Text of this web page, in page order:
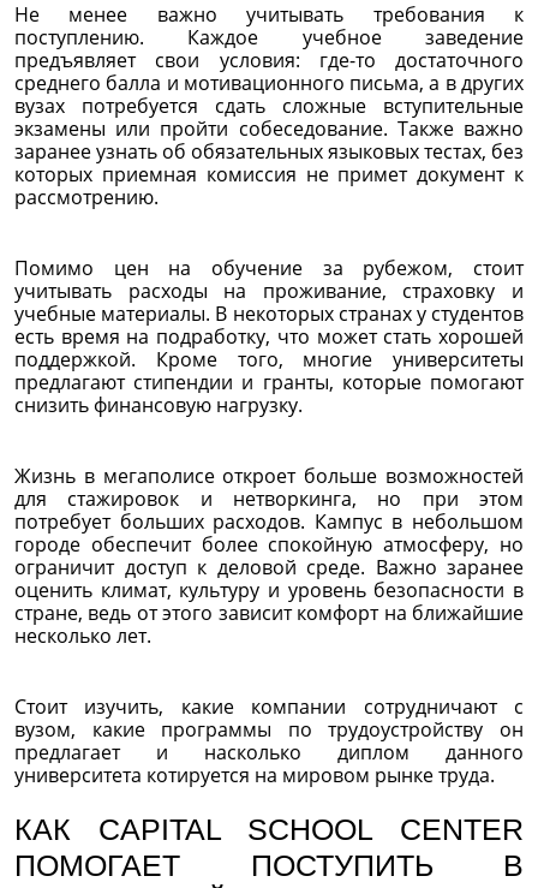
Не менее важно учитывать требования к
поступлению. Каждое учебное заведение
предъявляет свои условия: где-то достаточного
среднего балла и мотивационного письма, а в других
вузах потребуется сдать сложные вступительные
экзамены или пройти собеседование. Также важно
заранее узнать об обязательных языковых тестах, без
которых приемная комиссия не примет документ к
рассмотрению.
Помимо цен на обучение за рубежом, стоит
учитывать расходы на проживание, страховку и
учебные материалы. В некоторых странах у студентов
есть время на подработку, что может стать хорошей
поддержкой. Кроме того, многие университеты
предлагают стипендии и гранты, которые помогают
снизить финансовую нагрузку.
Жизнь в мегаполисе откроет больше возможностей
для стажировок и нетворкинга, но при этом
потребует больших расходов. Кампус в небольшом
городе обеспечит более спокойную атмосферу, но
ограничит доступ к деловой среде. Важно заранее
оценить климат, культуру и уровень безопасности в
стране, ведь от этого зависит комфорт на ближайшие
несколько лет.
Стоит изучить, какие компании сотрудничают с
вузом, какие программы по трудоустройству он
предлагает и насколько диплом данного
университета котируется на мировом рынке труда.
КАК CAPITAL SCHOOL CENTER
ПОМОГАЕТ ПОСТУПИТЬ В